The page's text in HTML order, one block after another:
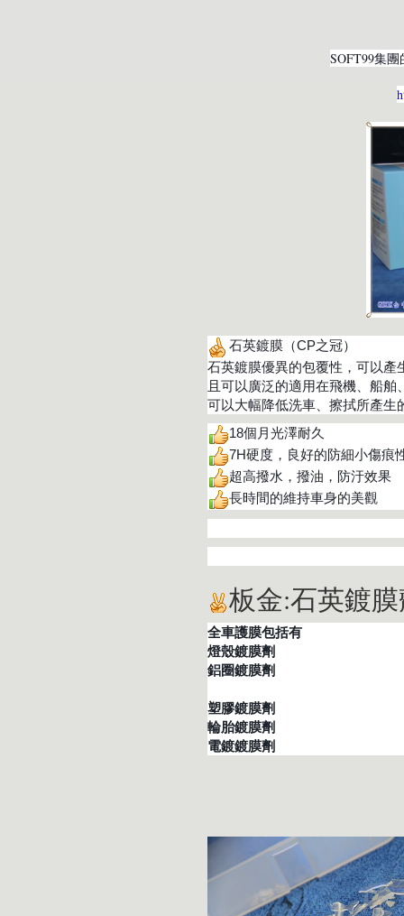
SOFT99集
石英鍍膜（CP之冠）
石英鍍膜優異的包覆性，可以產
且可以廣泛的適用在飛機、船
可以大幅降低洗車、擦拭所產生
18個月光澤耐久
7H硬度，良好的防細小傷痕
超高撥水，撥油，防汙效果
長時間的維持車身的美觀
板金:石英鍍
全車護膜包括有
燈殼鍍膜劑
鋁圈鍍膜劑
塑膠鍍膜劑
輪胎鍍膜劑
電鍍鍍膜劑